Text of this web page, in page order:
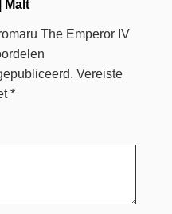
Malt
The Emperor IV
Vereiste
*